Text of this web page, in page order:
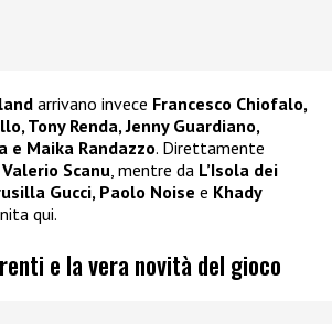
arrivano invece Francesco Chiofalo,
Tony Renda, Jenny Guardiano,
e Maika Randazzo. Direttamente
Valerio Scanu, mentre da L’Isola dei
Gucci, Paolo Noise e Khady
qui.
e la vera novità del gioco